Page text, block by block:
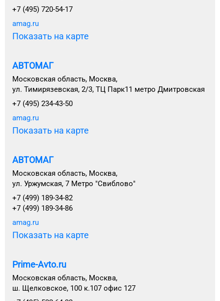
+7 (495) 720-54-17
amag.ru
Показать на карте
АВТОМАГ
Московская область, Москва,
ул. Тимирязевская, 2/3, ТЦ Парк11 метро Дмитровская
+7 (495) 234-43-50
amag.ru
Показать на карте
АВТОМАГ
Московская область, Москва,
ул. Уржумская, 7 Метро "Свиблово"
+7 (499) 189-34-82
+7 (499) 189-34-86
amag.ru
Показать на карте
Prime-Avto.ru
Московская область, Москва,
ш. Щелковское, 100 к.107 офис 127